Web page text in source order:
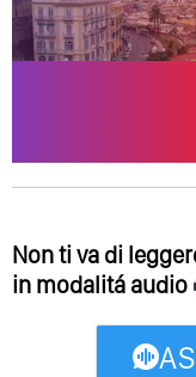
Non ti va di
in modalitá audio